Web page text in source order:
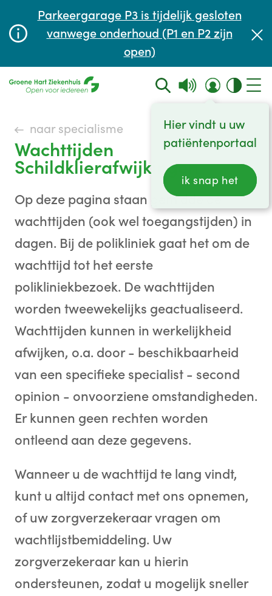
Parkeergarage P3 is tijdelijk gesloten
vanwege onderhoud (P1 en P2 zijn
open)
Hier vindt u uw
patiëntenportaal
ik snap het
Wachttijden
naar specialisme
Wachttijden
Schildklierafwijkingen
Op deze pagina staan gemiddelde
wachttijden (ook wel toegangstijden) in
dagen. Bij de polikliniek gaat het om de
wachttijd tot het eerste
polikliniekbezoek. De wachttijden
worden tweewekelijks geactualiseerd.
Wachttijden kunnen in werkelijkheid
afwijken, o.a. door - beschikbaarheid
van een specifieke specialist - second
opinion - onvoorziene omstandigheden.
Er kunnen geen rechten worden
ontleend aan deze gegevens.
Wanneer u de wachttijd te lang vindt,
kunt u altijd contact met ons opnemen,
of uw zorgverzekeraar vragen om
wachtlijstbemiddeling. Uw
zorgverzekeraar kan u hierin
ondersteunen, zodat u mogelijk sneller